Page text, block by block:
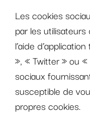
Les cookies
par les
l’aide
», « Twitter » ou
sociaux
susceptible de
propres cookies.